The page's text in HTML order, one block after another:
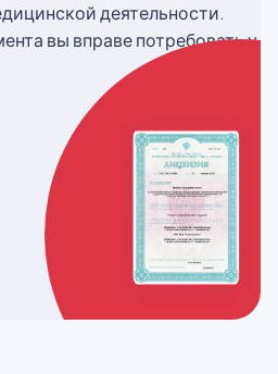
деятельности.
вы вправе потребовать у